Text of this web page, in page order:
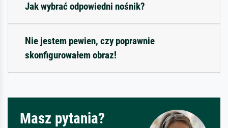
Jak wybrać odpowiedni nośnik?
Nie jestem pewien, czy poprawnie
skonfigurowałem obraz!
Masz pytania?